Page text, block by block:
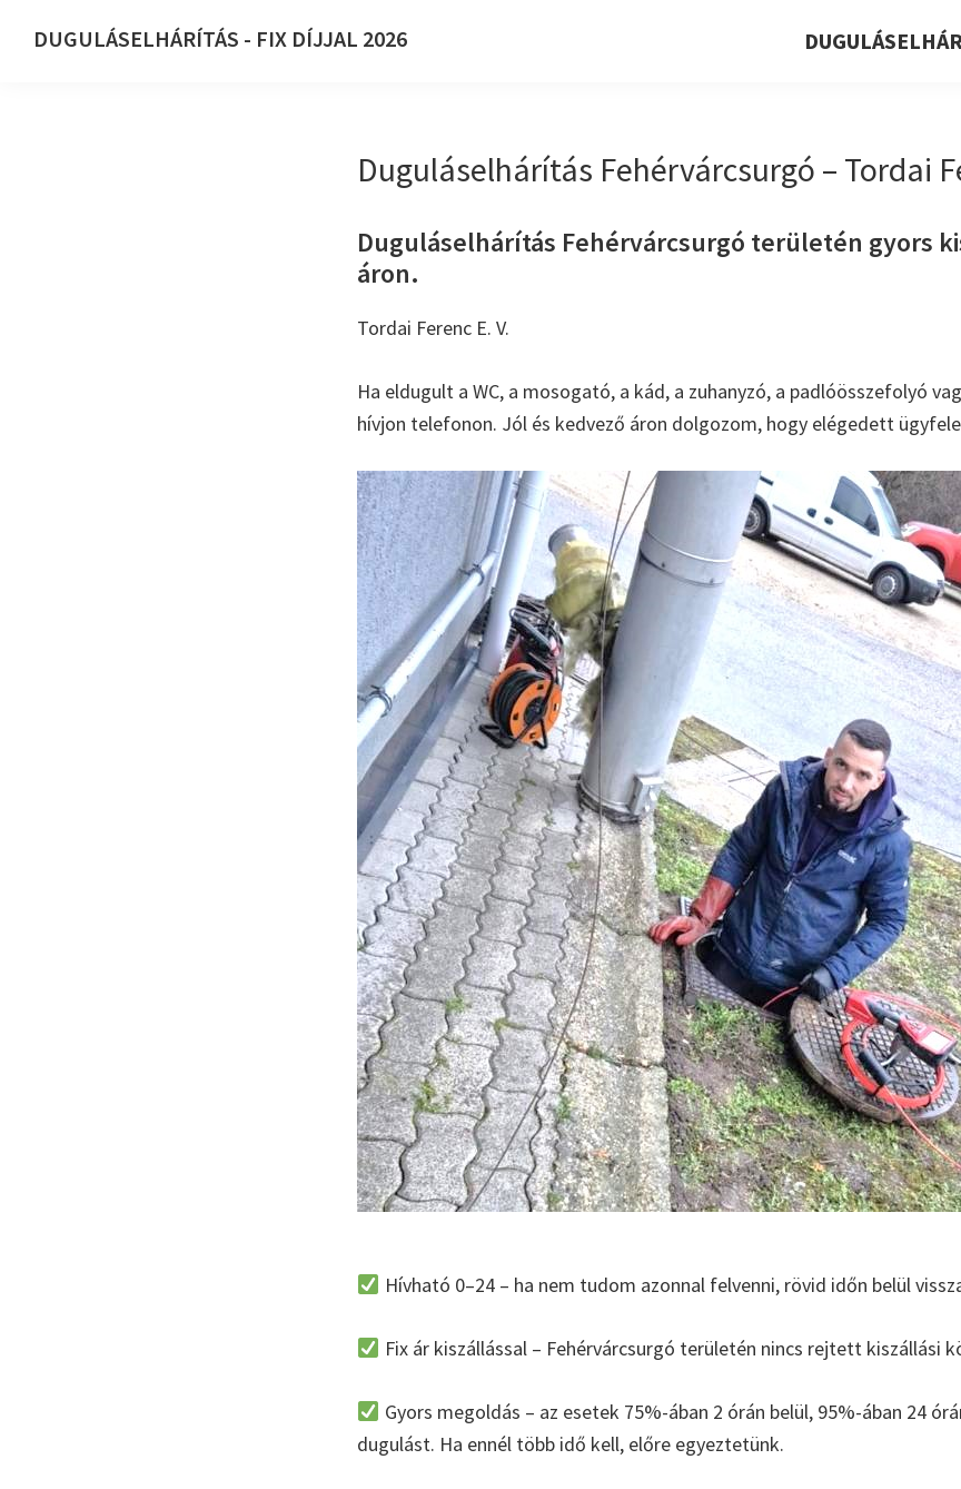
DUGULÁSELHÁRÍTÁS - FIX DÍJJAL 2026
Duguláselhárítás Fehérvárcsurgó – Tordai
Duguláselhárítás Fehérvárcsurgó területén gyors
áron.
Tordai Ferenc E. V.
Ha eldugult a WC, a mosogató, a kád, a zuhanyzó, a padlóösszefolyó
hívjon telefonon. Jól és kedvező áron dolgozom, hogy elégedett
Hívható 0–24 – ha nem tudom azonnal felvenni, rövid időn belül
Fix ár kiszállással – Fehérvárcsurgó területén nincs rejtett kiszállási
Gyors megoldás – az esetek 75%-ában 2 órán belül, 95%-ában 24
dugulást. Ha ennél több idő kell, előre egyeztetünk.